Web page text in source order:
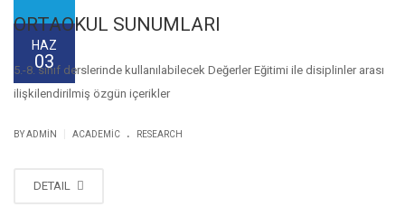
HAZ
03
ORTAOKUL SUNUMLARI
5.-8. sınıf derslerinde kullanılabilecek Değerler Eğitimi ile disiplinler arası
ilişkilendirilmiş özgün içerikler
BYADMIN ACADEMIC . RESEARCH
DETAIL